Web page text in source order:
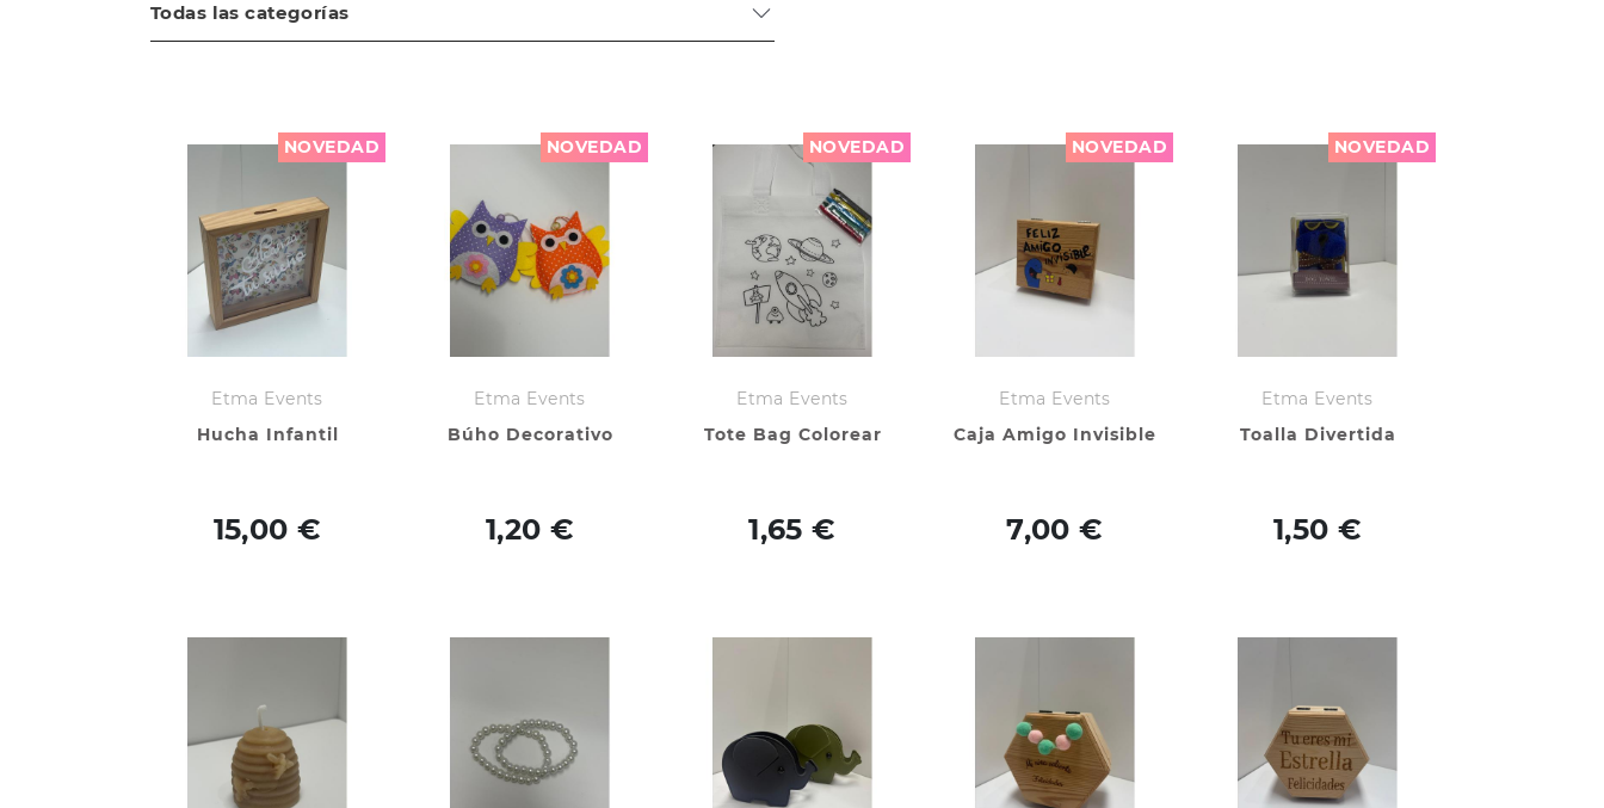
Todas las categorías
Etma Events
Hucha Infantil
15,00 €
NOVEDAD
Etma Events
Búho Decorativo
1,20 €
NOVEDAD
Etma Events
Tote Bag Colorear
1,65 €
NOVEDAD
Etma Events
Caja Amigo Invisible
7,00 €
NOVEDAD
Etma Events
Toalla Divertida
1,50 €
NOVEDAD